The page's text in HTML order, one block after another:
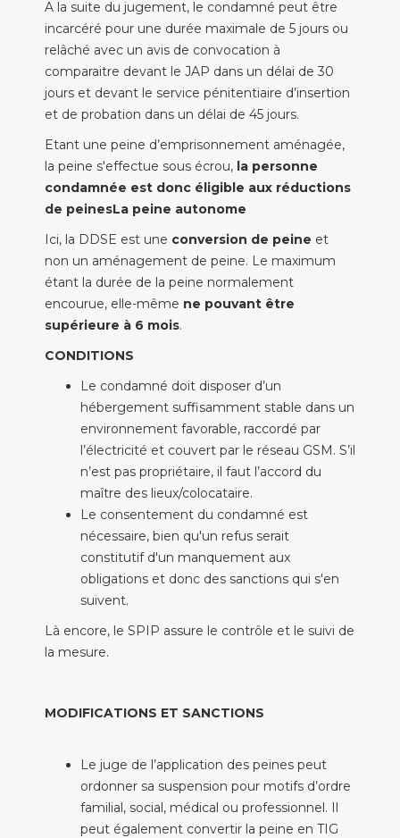
A la suite du jugement, le condamné peut être
incarcéré pour une durée maximale de 5 jours ou
relâché avec un avis de convocation à
comparaitre devant le JAP dans un délai de 30
jours et devant le service pénitentiaire d’insertion
et de probation dans un délai de 45 jours.
Etant une peine d’emprisonnement aménagée,
la peine s'effectue sous écrou, la personne
condamnée est donc éligible aux réductions
de peinesLa peine autonome
Ici, la DDSE est une conversion de peine et
non un aménagement de peine. Le maximum
étant la durée de la peine normalement
encourue, elle-même ne pouvant être
supérieure à 6 mois.
CONDITIONS
Le condamné doit disposer d’un
hébergement suffisamment stable dans un
environnement favorable, raccordé par
l’électricité et couvert par le réseau GSM. S’il
n’est pas propriétaire, il faut l’accord du
maître des lieux/colocataire.
Le consentement du condamné est
nécessaire, bien qu'un refus serait
constitutif d'un manquement aux
obligations et donc des sanctions qui s'en
suivent.
Là encore, le SPIP assure le contrôle et le suivi de
la mesure.
MODIFICATIONS ET SANCTIONS
Le juge de l’application des peines peut
ordonner sa suspension pour motifs d’ordre
familial, social, médical ou professionnel. Il
peut également convertir la peine en TIG